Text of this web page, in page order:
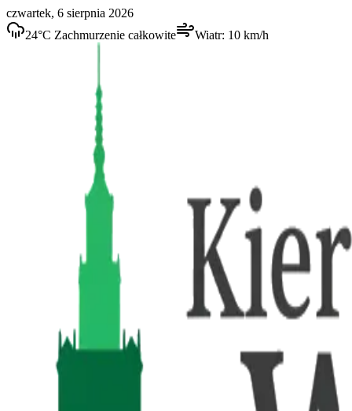
czwartek, 6 sierpnia 2026
24°C Zachmurzenie całkowite Wiatr: 10 km/h